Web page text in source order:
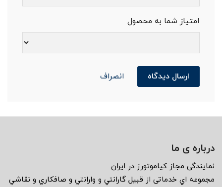
امتیاز شما به محصول
ارسال دیدگاه انصراف
درباره ی ما
نمايندگى مجاز كياموتورز در ايران
مجموعه اي خدماتى از قبيل گارانتي و وارانتي و صافكاري و نقاشي